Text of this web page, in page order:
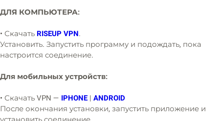
ДЛЯ КОМПЬЮТЕРА:
• Скачать RISEUP VPN.
Установить. Запустить программу и подождать, пока
настроится соединение.
Для мобильных устройств:
• Скачать VPN — IPHONE| ANDROID
После окончания установки, запустить приложение и